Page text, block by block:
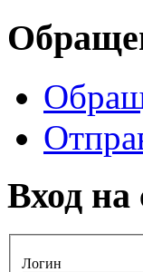
Вход на
Логин